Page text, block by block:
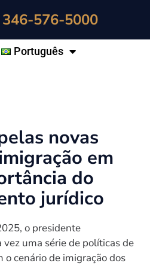
576-5000
Português
novas
em
do
jurídico
o presidente
uma série de políticas de
o cenário de imigração dos